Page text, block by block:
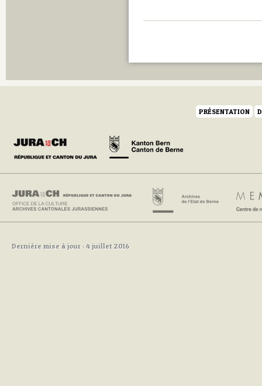
PRÉSENTATION
Dernière mise à jour : 4 juillet 2016